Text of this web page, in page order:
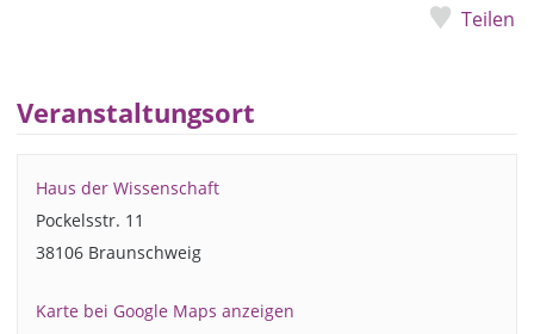
Teilen
Veranstaltungsort
Haus der Wissenschaft
Pockelsstr. 11
38106 Braunschweig
Karte bei Google Maps anzeigen